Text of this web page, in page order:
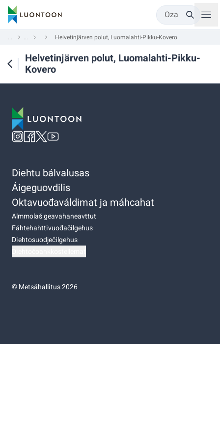
Oza
... ... Helvetinjärven polut, Luomalahti-Pikku-Kovero
Helvetinjärven polut, Luomalahti-Pikku-
Kovero
Diehtu bálvalusas
Áigeguovdilis
Oktavuođaváldimat ja máhcahat
Almmolaš geavahaneavttut
Fáhtehahttivuođačilgehus
Diehtosuodječilgehus
©Metsähallitus 2026